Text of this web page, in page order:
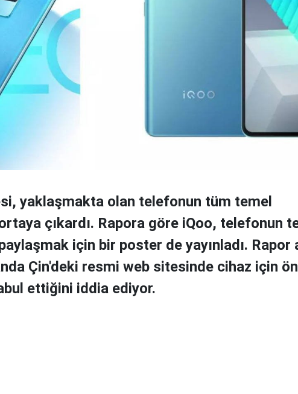
yaklaşmakta olan telefonun tüm temel
çıkardı. Rapora göre iQoo, telefonun
için bir poster de yayınladı. Rapor
Çin'deki resmi web sitesinde cihaz için ön
ettiğini iddia ediyor.